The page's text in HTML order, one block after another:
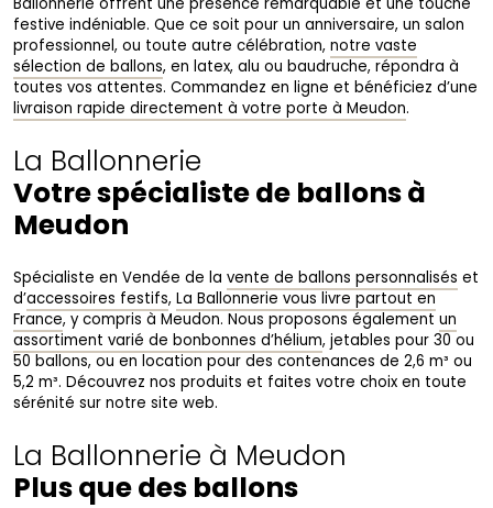
festive indéniable. Que ce soit pour un anniversaire, un salon
professionnel, ou toute autre célébration, notre vaste
sélection de ballons, en latex, alu ou baudruche, répondra à
toutes vos attentes. Commandez en ligne et bénéficiez d’une
livraison rapide directement à votre porte à Meudon.
La Ballonnerie
Votre spécialiste de ballons à
Meudon
Spécialiste en Vendée de la vente de ballons personnalisés et
d’accessoires festifs, La Ballonnerie vous livre partout en
France, y compris à Meudon. Nous proposons également un
assortiment varié de bonbonnes d’hélium, jetables pour 30 ou
50 ballons, ou en location pour des contenances de 2,6 m³ ou
5,2 m³. Découvrez nos produits et faites votre choix en toute
sérénité sur notre site web.
La Ballonnerie à Meudon
Plus que des ballons